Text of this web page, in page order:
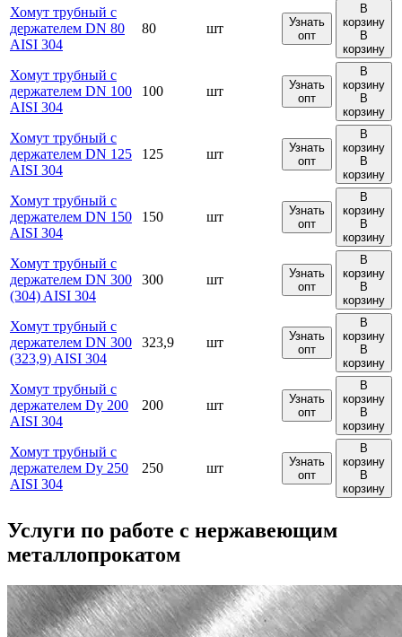
Хомут трубный с
держателем DN 80
AISI 304
80 шт
Узнать
опт
В
корзину
В
корзину
Хомут трубный с
держателем DN 100
AISI 304
100 шт
Узнать
опт
В
корзину
В
корзину
Хомут трубный с
держателем DN 125
AISI 304
125 шт
Узнать
опт
В
корзину
В
корзину
Хомут трубный с
держателем DN 150
AISI 304
150 шт
Узнать
опт
В
корзину
В
корзину
Хомут трубный с
держателем DN 300
(304) AISI 304
300 шт
Узнать
опт
В
корзину
В
корзину
Хомут трубный с
держателем DN 300
(323,9) AISI 304
323,9 шт
Узнать
опт
В
корзину
В
корзину
Хомут трубный с
держателем Dу 200
AISI 304
200 шт
Узнать
опт
В
корзину
В
корзину
Хомут трубный с
держателем Dу 250
AISI 304
250 шт
Узнать
опт
В
корзину
В
корзину
Услуги по работе с нержавеющим
металлопрокатом